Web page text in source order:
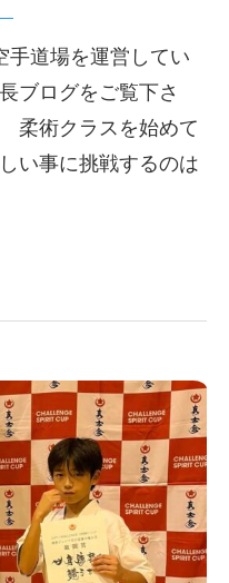
手道場を運営してい
ブログをご覧下さ
柔術クラスを始めて
い事に挑戦するのは